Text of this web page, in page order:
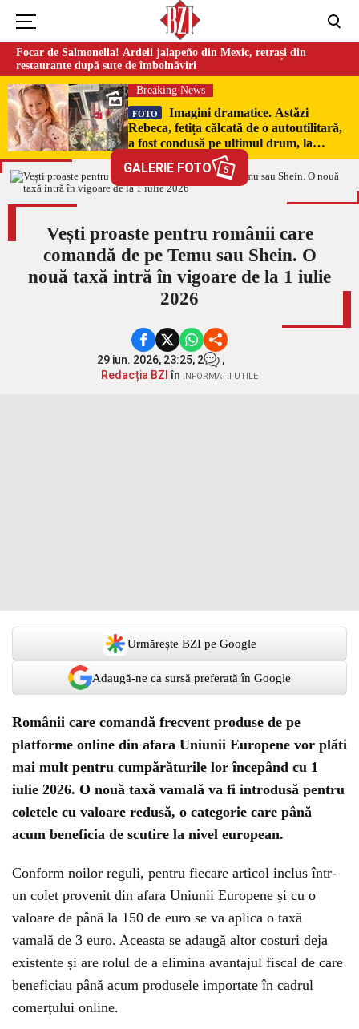
Focar de Salmonella! Ardeii jalapeño din Mexic, retrași din
restaurante după sute de îmbolnăviri
Breaking News
FOTO
Imagini dramatice. Astăzi
Rebeca, fetița călcată de o autoutilitară,
a fost condusă pe ultimul drum, la
Poduri. În sicriul alb al micuței au fost
puși pumni de bani și jucării –
EXCLUSIV
GALERIE FOTO 5
Vești proaste pentru românii care
comandă de pe Temu sau Shein. O
nouă taxă intră în vigoare de la 1 iulie
2026
29 iun. 2026, 23:25, 2
,
Redacția BZI în INFORMAȚII UTILE
Urmărește BZI pe Google
Adaugă-ne ca sursă preferată în Google
Românii care comandă frecvent produse de pe
platforme online din afara Uniunii Europene vor plăti
mai mult pentru cumpărăturile lor începând cu 1
iulie 2026. O nouă taxă vamală va fi introdusă pentru
coletele cu valoare redusă, o categorie care până
acum beneficia de scutire la nivel european.
Conform noilor reguli, pentru fiecare articol inclus într-
un colet provenit din afara Uniunii Europene și cu o
valoare de până la 150 de euro se va aplica o taxă
vamală de 3 euro. Aceasta se adaugă altor costuri deja
existente și are rolul de a elimina avantajul fiscal de care
beneficiau până acum produsele importate în cadrul
comerțului online.